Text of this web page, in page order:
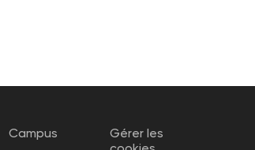
Campus
Gérer les